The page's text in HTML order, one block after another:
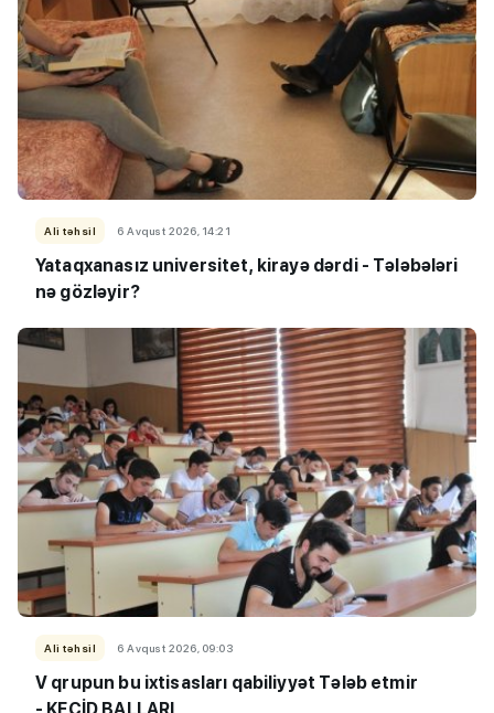
Ali təhsil 6 Avqust 2026, 14:21
Yataqxanasız universitet, kirayə dərdi - Tələbələri
nə gözləyir?
Ali təhsil 6 Avqust 2026, 09:03
V qrupun bu ixtisasları qabiliyyət Tələb etmir